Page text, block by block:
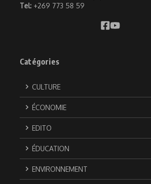
Tel: +269 773 58 59
Catégories
CULTURE
ÉCONOMIE
EDITO
ÉDUCATION
ENVIRONNEMENT